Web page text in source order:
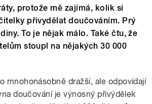
protože mě zajímá, kolik si
přivydělat doučováním. Prý
To je nějak málo. Také čtu, že
stoupl na nějakých 30 000
mnohonásobně dražší, ale odpovídají
doučování je výnosný přivýdělek